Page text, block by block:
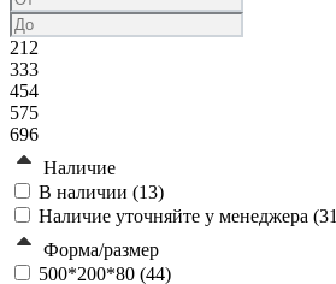
212
333
454
575
696
Наличие
В наличии (13)
Наличие уточняйте у менеджера (31
Форма/размер
500*200*80 (44)